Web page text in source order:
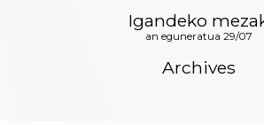
Igandeko
an eguneratua 29/07
Archives